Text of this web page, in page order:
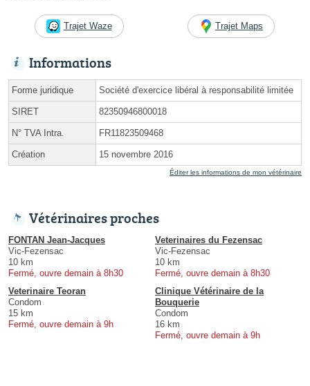
Trajet Waze Trajet Maps
Informations
Forme juridique Société d'exercice libéral à responsabilité limitée
SIRET 82350946800018
N° TVA Intra. FR11823509468
Création 15 novembre 2016
Éditer les informations de mon vétérinaire
Vétérinaires proches
FONTAN Jean-Jacques
Vic-Fezensac
10 km
Fermé, ouvre demain à 8h30
Veterinaires du Fezensac
Vic-Fezensac
10 km
Fermé, ouvre demain à 8h30
Veterinaire Teoran
Condom
15 km
Fermé, ouvre demain à 9h
Clinique Vétérinaire de la
Bouquerie
Condom
16 km
Fermé, ouvre demain à 9h